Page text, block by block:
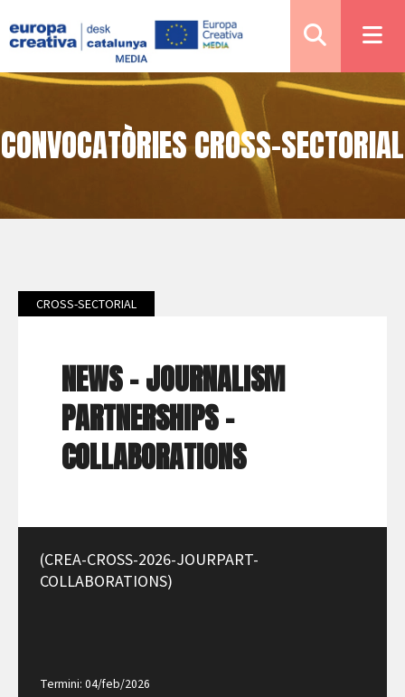
CONVOCATÒRIES CROSS-SECTORIAL
CROSS-SECTORIAL
NEWS - JOURNALISM
PARTNERSHIPS -
COLLABORATIONS
(CREA-CROSS-2026-JOURPART-
COLLABORATIONS)
Termini: 04/feb/2026